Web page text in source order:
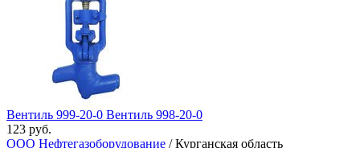
Вентиль 999-20-0 Вентиль 998-20-0
123 руб.
ООО Нефтегазоборудование / Курганская область